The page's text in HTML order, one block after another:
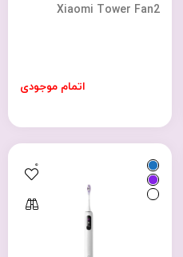
Xiaomi Tower Fan2
اتمام موجودی
0